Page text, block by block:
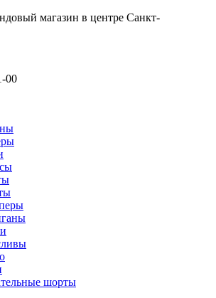
магазин в центре Санкт-
00
шорты